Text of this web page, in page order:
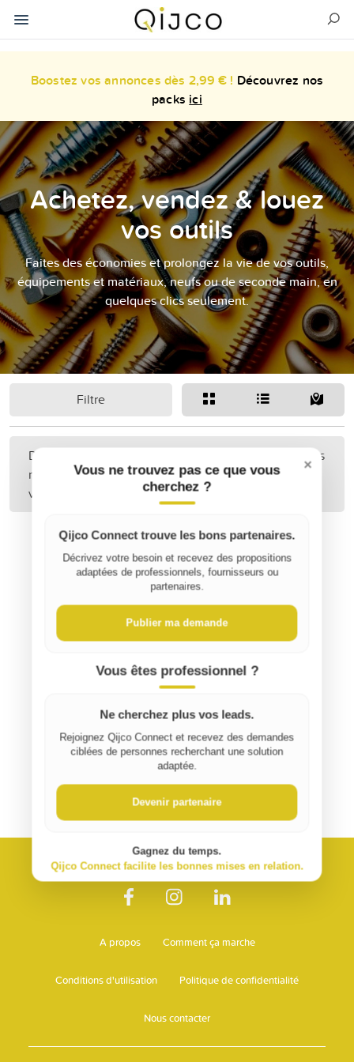
Boostez vos annonces dès 2,99 € ! Découvrez nos
packs ici
Achetez, vendez & louez
vos outils
Faites des économies et prolongez la vie de vos outils,
équipements et matériaux, neufs ou de seconde main, en
quelques clics seulement.
Filtre
Désolé, aucune annonce correspondant à vos critères
n'a été trouvée. Peut-être pourriez-vous étendre
votre recherche ?
A propos Comment ça marche
Conditions d'utilisation Politique de confidentialité
Nous contacter
×
Vous ne trouvez pas ce que vous
cherchez ?
Qijco Connect trouve les bons partenaires.
Décrivez votre besoin et recevez des propositions
adaptées de professionnels, fournisseurs ou
partenaires.
Publier ma demande
Vous êtes professionnel ?
Ne cherchez plus vos leads.
Rejoignez Qijco Connect et recevez des demandes
ciblées de personnes recherchant une solution
adaptée.
Devenir partenaire
Gagnez du temps.
Qijco Connect facilite les bonnes mises en relation.